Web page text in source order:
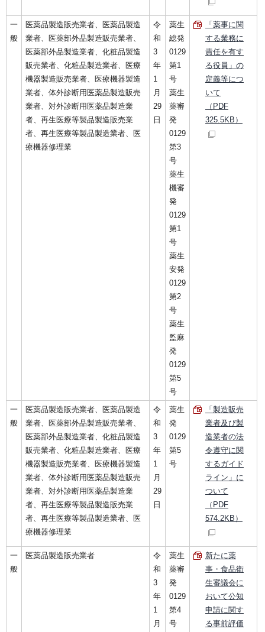
一
般
医薬品製造販売業者、医薬品製造
業者、医薬部外品製造販売業者、
医薬部外品製造業者、化粧品製造
販売業者、化粧品製造業者、医療
機器製造販売業者、医療機器製造
業者、体外診断用医薬品製造販売
業者、対外診断用医薬品製造業
者、再生医療等製品製造販売業
者、再生医療等製品製造業者、医
療機器修理業
令
和
3
年
1
月
29
日
薬生
総発
0129
第1
号
薬生
薬審
発
0129
第3
号
薬生
機審
発
0129
第1
号
薬生
安発
0129
第2
号
薬生
監麻
発
0129
第5
号
「薬事に関
する業務に
責任を有す
る役員」の
定義等につ
いて
（PDF
325.5KB）
一
般
医薬品製造販売業者、医薬品製造
業者、医薬部外品製造販売業者、
医薬部外品製造業者、化粧品製造
販売業者、化粧品製造業者、医療
機器製造販売業者、医療機器製造
業者、体外診断用医薬品製造販売
業者、対外診断用医薬品製造業
者、再生医療等製品製造販売業
者、再生医療等製品製造業者、医
療機器修理業
令
和
3
年
1
月
29
日
薬生
発
0129
第5
号
「製造販売
業者及び製
造業者の法
令遵守に関
するガイド
ライン」に
ついて
（PDF
574.2KB）
一
般
医薬品製造販売業者
令
和
3
年
1
月
薬生
薬審
発
0129
第4
号
新たに薬
事・食品衛
生審議会に
おいて公知
申請に関す
る事前評価